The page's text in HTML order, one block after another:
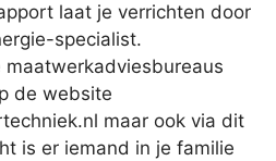
laat je verrichten door
specialist.
de website
maar ook via dit
is er iemand in je familie